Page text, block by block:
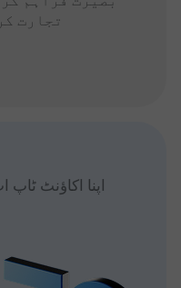
تجارت